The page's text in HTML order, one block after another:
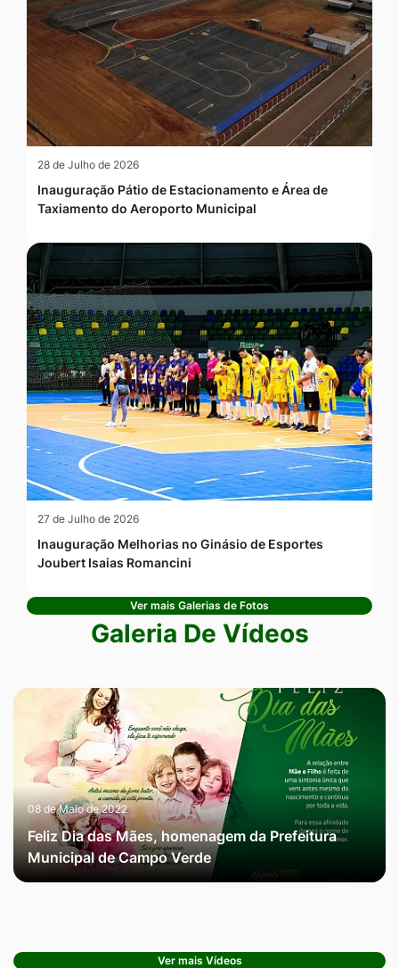
28 de Julho de 2026
Inauguração Pátio de Estacionamento e Área de
Taxiamento do Aeroporto Municipal
27 de Julho de 2026
Inauguração Melhorias no Ginásio de Esportes
Joubert Isaias Romancini
Ver mais Galerias de Fotos
Galeria De Vídeos
08 de Maio de 2022
Feliz Dia das Mães, homenagem da Prefeitura
Municipal de Campo Verde
Ver mais Vídeos